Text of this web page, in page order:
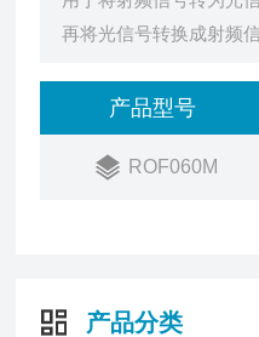
再将光信号转换成射频
产品型号
ROF060M
产品分类